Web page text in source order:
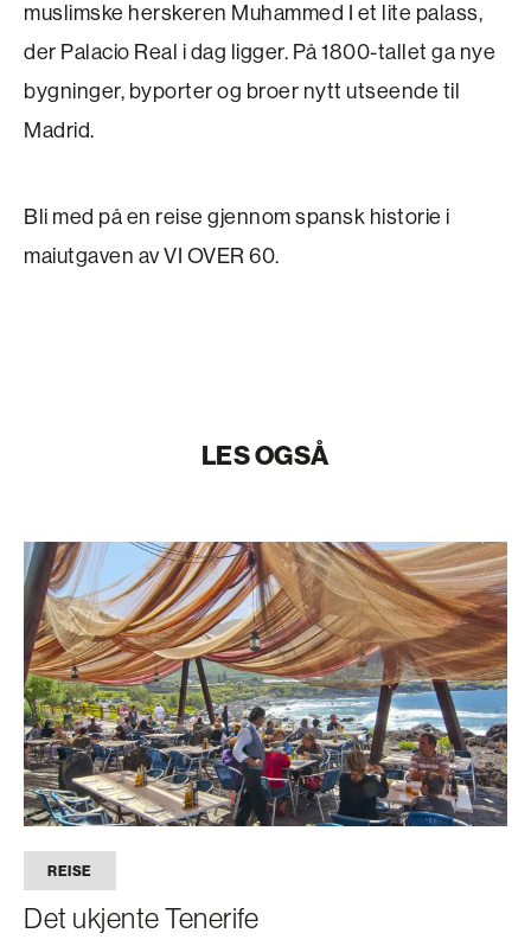
muslimske herskeren Muhammed I et lite palass,
der Palacio Real i dag ligger. På 1800-tallet ga nye
bygninger, byporter og broer nytt utseende til
Madrid.
Bli med på en reise gjennom spansk historie i
maiutgaven av VI OVER 60.
LES OGSÅ
REISE
Det ukjente Tenerife